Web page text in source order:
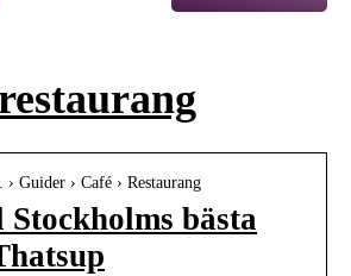
Guider › Café › Restaurang
bästa